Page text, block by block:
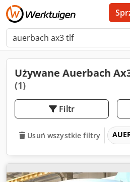
Używane Auerbach
(1)
Filtr
Usuń wszystkie filtry